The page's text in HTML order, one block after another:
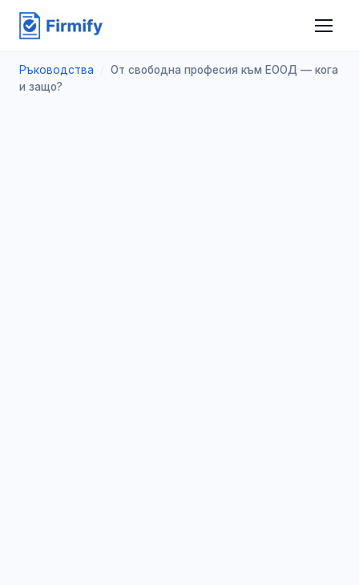
Ръководства
От свободна професия към ЕООД — кога
и защо?